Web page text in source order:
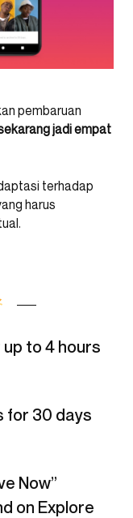
pembaruan
jadi empat
terhadap
harus
up to 4 hours
for 30 days
Now”
on Explore